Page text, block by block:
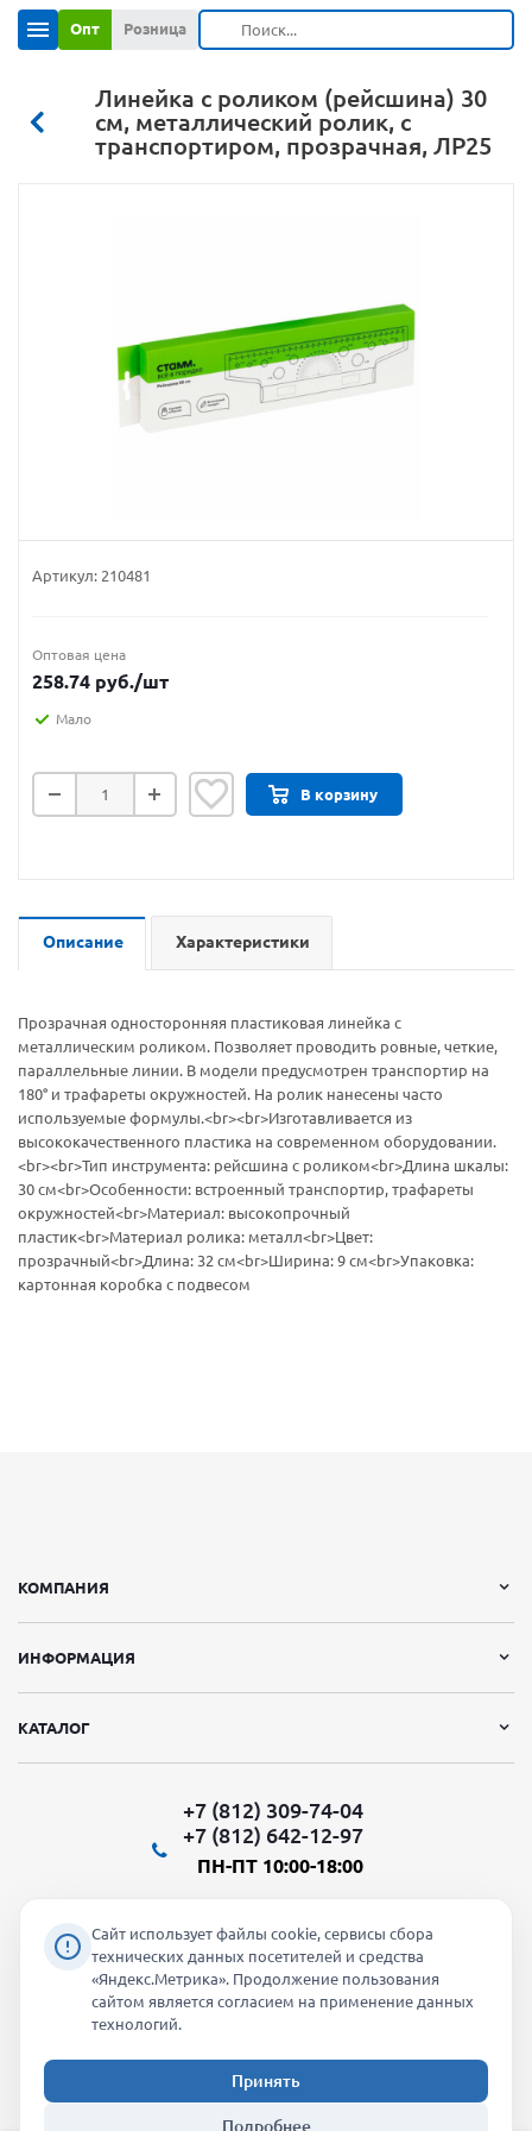
Опт Розница
Линейка с роликом (рейсшина) 30
см, металлический ролик, с
транспортиром, прозрачная, ЛР25
Артикул: 210481
Оптовая цена
258.74 руб./шт
Мало
В корзину
Описание Характеристики
Прозрачная односторонняя пластиковая линейка с
металлическим роликом. Позволяет проводить ровные, четкие,
параллельные линии. В модели предусмотрен транспортир на
180° и трафареты окружностей. На ролик нанесены часто
используемые формулы.<br><br>Изготавливается из
высококачественного пластика на современном оборудовании.
<br><br>Тип инструмента: рейсшина с роликом<br>Длина шкалы:
30 см<br>Особенности: встроенный транспортир, трафареты
окружностей<br>Материал: высокопрочный
пластик<br>Материал ролика: металл<br>Цвет:
прозрачный<br>Длина: 32 см<br>Ширина: 9 см<br>Упаковка:
картонная коробка с подвесом
КОМПАНИЯ
ИНФОРМАЦИЯ
КАТАЛОГ
+7 (812) 309-74-04
+7 (812) 642-12-97
ПН-ПТ 10:00-18:00
Мы в социальных сетях:
2026 © "Молти" - оптовый магазин
Сайт использует файлы cookie, сервисы сбора
технических данных посетителей и средства
«Яндекс.Метрика». Продолжение пользования
сайтом является согласием на применение данных
технологий.
Принять
Подробнее